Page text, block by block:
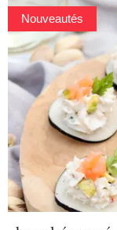
Nouveautés